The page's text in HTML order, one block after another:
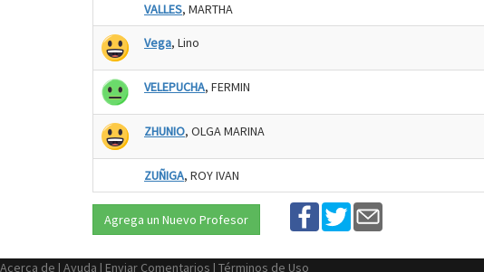
VALLES, MARTHA
Vega, Lino
VELEPUCHA, FERMIN
ZHUNIO, OLGA MARINA
ZUÑIGA, ROY IVAN
Agrega un Nuevo Profesor
Acerca de | Ayuda | Enviar Comentarios | Términos de Uso